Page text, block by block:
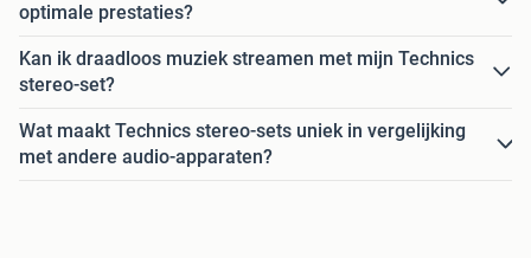
optimale prestaties?
Kan ik draadloos muziek streamen met mijn Technics
stereo-set?
Wat maakt Technics stereo-sets uniek in vergelijking
met andere audio-apparaten?